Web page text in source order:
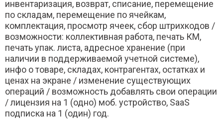
инвентаризация, возврат, списание, перемещение
по складам, перемещение по ячейкам,
комплектация, просмотр ячеек, сбор штрихкодов /
возможности: коллективная работа, печать КМ,
печать упак. листа, адресное хранение (при
наличии в поддерживаемой учетной системе),
инфо о товаре, складах, контрагентах, остатках и
ценах на экране / изменение существующих
операций / возможность добавлять свои операции
/ лицензия на 1 (одно) моб. устройство, SaaS
подписка на 1 (один) год.